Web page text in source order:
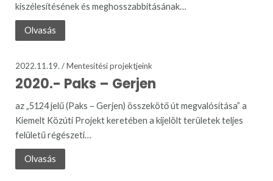
kiszélesítésének és meghosszabbításának…
Olvasás
2022.11.19. /Mentesítési projektjeink
2020.- Paks – Gerjen
az „5124 jelű (Paks – Gerjen) összekötő út megvalósítása” a
Kiemelt Közúti Projekt keretében a kijelölt területek teljes
felületű régészeti…
Olvasás